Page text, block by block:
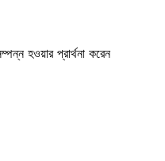
হওয়ার প্রার্থনা করেন